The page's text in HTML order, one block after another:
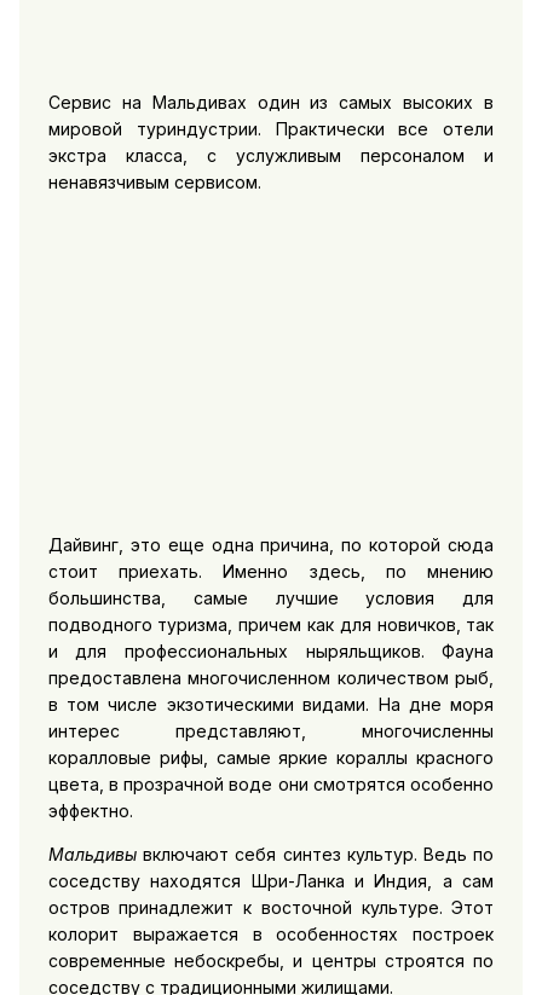
Сервис на Мальдивах один из самых высоких в
мировой туриндустрии. Практически все отели
экстра класса, с услужливым персоналом и
ненавязчивым сервисом.
Дайвинг, это еще одна причина, по которой сюда
стоит приехать. Именно здесь, по мнению
большинства, самые лучшие условия для
подводного туризма, причем как для новичков, так
и для профессиональных ныряльщиков. Фауна
предоставлена многочисленном количеством рыб,
в том числе экзотическими видами. На дне моря
интерес представляют, многочисленны
коралловые рифы, самые яркие кораллы красного
цвета, в прозрачной воде они смотрятся особенно
эффектно.
Мальдивывключают себя синтез культур. Ведь по
соседству находятся Шри-Ланка и Индия, а сам
остров принадлежит к восточной культуре. Этот
колорит выражается в особенностях построек
современные небоскребы, и центры строятся по
соседству с традиционными жилищами.